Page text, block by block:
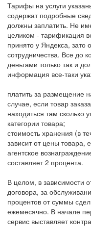
Тарифы на услуги
содержат подробные
должны заплатить. Не
целиком - тарификация
принято у Яндекса, зато
сотрудничества. Все до
деньгами только так и
информация все-таки
платить за размещение
случае, если товар
находиться там сколько
категории товара;
стоимость хранения (в
зависит от цены товара,
агентское
составляет 2 процента.
В целом, в зависимости
договора, за
процентов от суммы
ежемесячно. В начале
сервис выставляет